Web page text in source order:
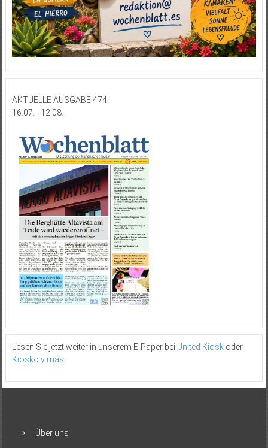
AKTUELLE AUSGABE 474
16.07. - 12.08.
Lesen Sie jetzt weiter in unserem E-Paper bei United Kioskoder
Kiosko y más
Über uns